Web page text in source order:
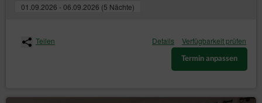
01.09.2026 - 06.09.2026 (5 Nächte)
Teilen Details Verfügbarkeit prüfen
Termin anpassen